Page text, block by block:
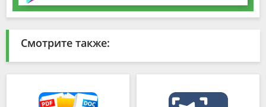
Смотрите также: